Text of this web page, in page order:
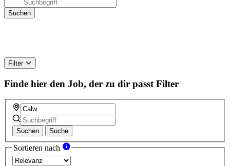
Filter
Finde hier den Job, der zu dir passt Filter
Suchen Suche
Sortieren nach